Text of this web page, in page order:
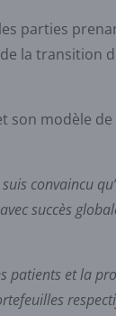
parties
la transition
son modèle de
convaincu
succès
patients et la